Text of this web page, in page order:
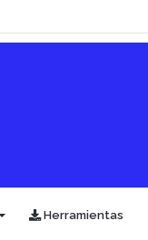
Herramientas